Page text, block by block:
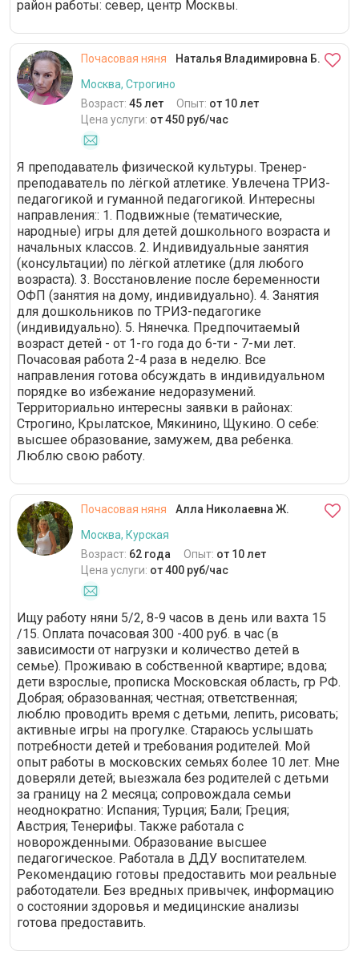
район работы: север, центр Москвы.
Почасовая няня
Наталья Владимировна Б.
Москва, Строгино
Возраст: 45 лет Опыт: от 10 лет
Цена услуги: от 450 руб/час
Я преподаватель физической культуры. Тренер-
преподаватель по лёгкой атлетике. Увлечена ТРИЗ-
педагогикой и гуманной педагогикой. Интересны
направления:: 1. Подвижные (тематические,
народные) игры для детей дошкольного возраста и
начальных классов. 2. Индивидуальные занятия
(консультации) по лёгкой атлетике (для любого
возраста). 3. Восстановление после беременности
ОФП (занятия на дому, индивидуально). 4. Занятия
для дошкольников по ТРИЗ-педагогике
(индивидуально). 5. Нянечка. Предпочитаемый
возраст детей - от 1-го года до 6-ти - 7-ми лет.
Почасовая работа 2-4 раза в неделю. Все
направления готова обсуждать в индивидуальном
порядке во избежание недоразумений.
Территориально интересны заявки в районах:
Строгино, Крылатское, Мякинино, Щукино. О себе:
высшее образование, замужем, два ребенка.
Люблю свою работу.
Почасовая няня
Алла Николаевна Ж.
Москва, Курская
Возраст: 62 года Опыт: от 10 лет
Цена услуги: от 400 руб/час
Ищу работу няни 5/2, 8-9 часов в день или вахта 15
/15. Оплата почасовая 300 -400 руб. в час (в
зависимости от нагрузки и количество детей в
семье). Проживаю в собственной квартире; вдова;
дети взрослые, прописка Московская область, гр РФ.
Добрая; образованная; честная; ответственная;
люблю проводить время с детьми, лепить, рисовать;
активные игры на прогулке. Стараюсь услышать
потребности детей и требования родителей. Мой
опыт работы в московских семьях более 10 лет. Мне
доверяли детей; выезжала без родителей с детьми
за границу на 2 месяца; сопровождала семьи
неоднократно: Испания; Турция; Бали; Греция;
Австрия; Тенерифы. Также работала с
новорожденными. Образование высшее
педагогическое. Работала в ДДУ воспитателем.
Рекомендацию готовы предоставить мои реальные
работодатели. Без вредных привычек, информацию
о состоянии здоровья и медицинские анализы
готова предоставить.